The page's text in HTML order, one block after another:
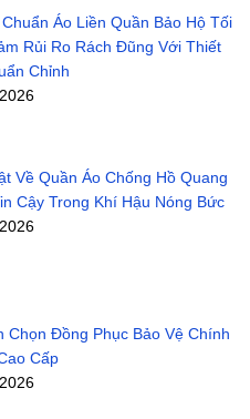
Áo Liền Quần Bảo Hộ Tối
Rủi Ro Rách Đũng Với Thiết
Chỉnh
Về Quần Áo Chống Hồ Quang
Cậy Trong Khí Hậu Nóng Bức
Chọn Đồng Phục Bảo Vệ Chính
Cấp